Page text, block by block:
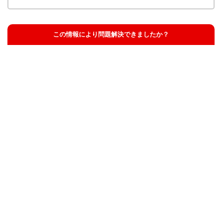
この情報により問題解決できましたか？